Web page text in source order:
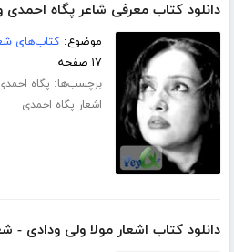
دانلود کتاب معرفی شاعر پگاه احمدی
موضوع:کتاب‌های
۱۷ صفحه
برچسب‌ها: پگاه
اشعار پگاه احمدی
دانلود کتاب اشعار مولا ولی ودادی -